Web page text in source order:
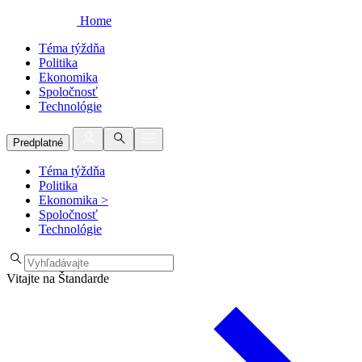
Home
Téma týždňa
Politika
Ekonomika
Spoločnosť
Technológie
Predplatné
Téma týždňa
Politika
Ekonomika >
Spoločnosť
Technológie
Vitajte na Štandarde